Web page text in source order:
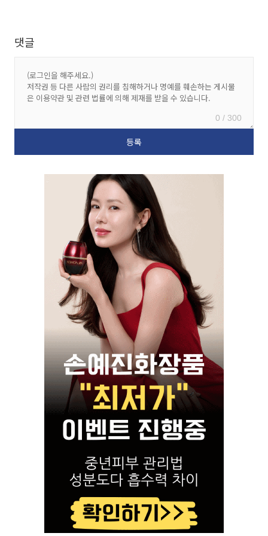
댓글
0 / 300